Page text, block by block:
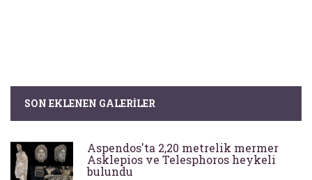
SON EKLENEN GALERILER
Aspendos'ta 2,20 metrelik mermer
Asklepios ve Telesphoros heykeli
bulundu